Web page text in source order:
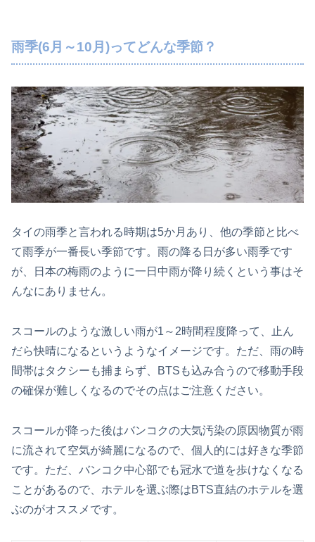
雨季(6月～10月)ってどんな季節？
タイの雨季と言われる時期は5か月あり、他の季節と比べ
て雨季が一番長い季節です。雨の降る日が多い雨季です
が、日本の梅雨のように一日中雨が降り続くという事はそ
んなにありません。
スコールのような激しい雨が1～2時間程度降って、止ん
だら快晴になるというようなイメージです。ただ、雨の時
間帯はタクシーも捕まらず、BTSも込み合うので移動手段
の確保が難しくなるのでその点はご注意ください。
スコールが降った後はバンコクの大気汚染の原因物質が雨
に流されて空気が綺麗になるので、個人的には好きな季節
です。ただ、バンコク中心部でも冠水で道を歩けなくなる
ことがあるので、ホテルを選ぶ際はBTS直結のホテルを選
ぶのがオススメです。